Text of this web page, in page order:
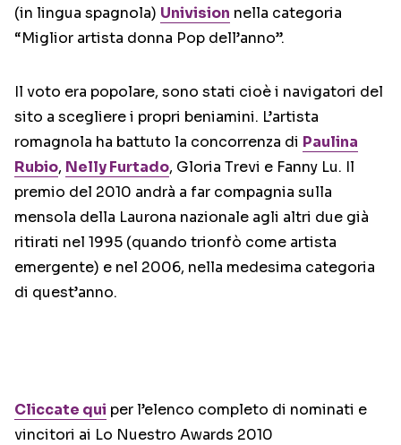
(in lingua spagnola) Univision nella categoria
“Miglior artista donna Pop dell’anno”.
Il voto era popolare, sono stati cioè i navigatori del
sito a scegliere i propri beniamini. L’artista
romagnola ha battuto la concorrenza di Paulina
Rubio, Nelly Furtado, Gloria Trevi e Fanny Lu. Il
premio del 2010 andrà a far compagnia sulla
mensola della Laurona nazionale agli altri due già
ritirati nel 1995 (quando trionfò come artista
emergente) e nel 2006, nella medesima categoria
di quest’anno.
Cliccate qui per l’elenco completo di nominati e
vincitori ai Lo Nuestro Awards 2010